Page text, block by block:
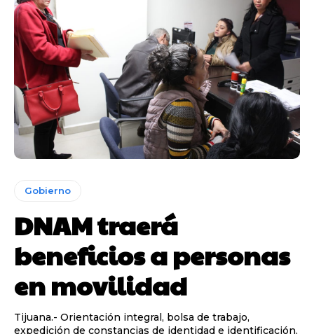
Gobierno
DNAM traerá
beneficios a personas
en movilidad
Tijuana.- Orientación integral, bolsa de trabajo,
expedición de constancias de identidad e identificación,